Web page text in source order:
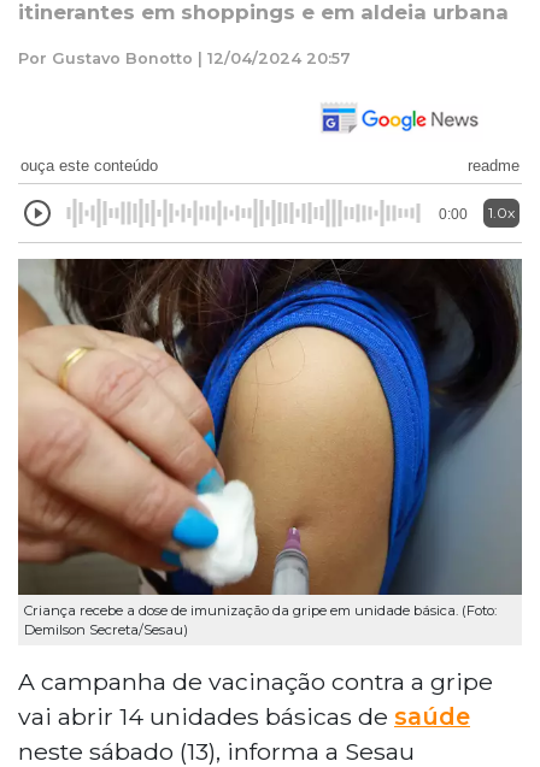
itinerantes em shoppings e em aldeia urbana
Por Gustavo Bonotto | 12/04/2024 20:57
ouça este conteúdo readme
0:00 1.0x
Criança recebe a dose de imunização da gripe em unidade básica. (Foto:
Demilson Secreta/Sesau)
A campanha de vacinação contra a gripe
vai abrir 14 unidades básicas de saúde
neste sábado (13), informa a Sesau